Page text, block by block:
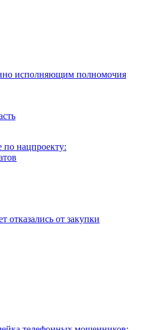
исполняющим полномочия
по нацпроекту:
от закупки